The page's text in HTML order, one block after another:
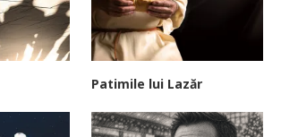
Patimile lui Lazăr